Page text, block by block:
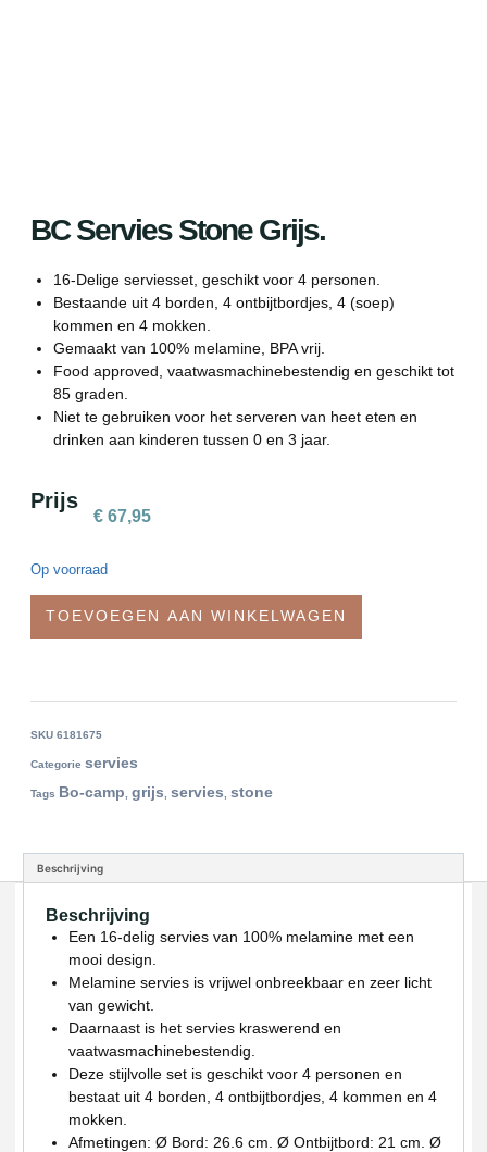
BC Servies Stone Grijs.
16-Delige serviesset, geschikt voor 4 personen.
Bestaande uit 4 borden, 4 ontbijtbordjes, 4 (soep)
kommen en 4 mokken.
Gemaakt van 100% melamine, BPA vrij.
Food approved, vaatwasmachinebestendig en geschikt tot
85 graden.
Niet te gebruiken voor het serveren van heet eten en
drinken aan kinderen tussen 0 en 3 jaar.
Prijs
€ 67,95
Op voorraad
TOEVOEGEN AAN WINKELWAGEN
SKU 6181675
Categorie servies
Tags Bo-camp grijs servies stone
Beschrijving
Beschrijving
Een 16-delig servies van 100% melamine met een
mooi design.
Melamine servies is vrijwel onbreekbaar en zeer licht
van gewicht.
Daarnaast is het servies kraswerend en
vaatwasmachinebestendig.
Deze stijlvolle set is geschikt voor 4 personen en
bestaat uit 4 borden, 4 ontbijtbordjes, 4 kommen en 4
mokken.
Afmetingen: Ø Bord: 26.6 cm. Ø Ontbijtbord: 21 cm. Ø